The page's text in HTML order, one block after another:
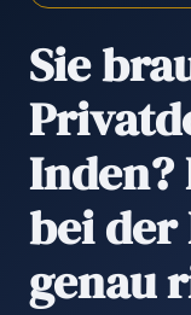
Sie
Inden?
bei der
genau